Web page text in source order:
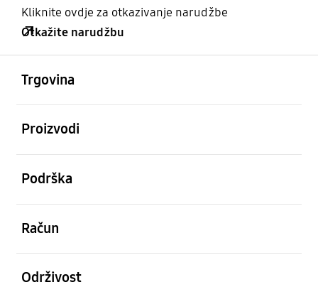
Kliknite ovdje za otkazivanje narudžbe
Otkažite narudžbu
Trgovina
Proizvodi
Podrška
Račun
Održivost